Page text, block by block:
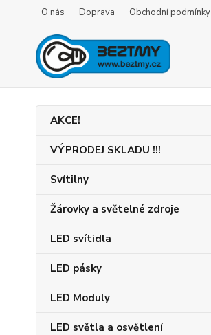
O nás Doprava Obchodní podmínky
AKCE!
VÝPRODEJ SKLADU !!!
Svítilny
Žárovky a světelné zdroje
LED svítidla
LED pásky
LED Moduly
LED světla a osvětlení